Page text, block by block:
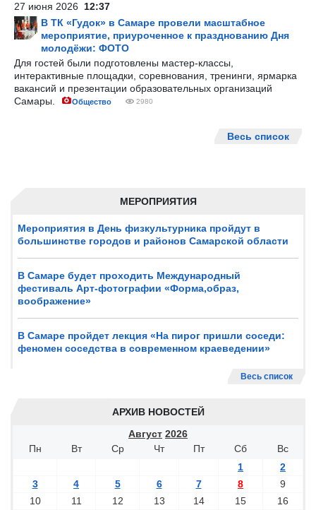
МЕРОПРИЯТИЯ
Мероприятия в День физкультурника пройдут в
большинстве городов и районов Самарской области
В Самаре будет проходить Международный
фестиваль Арт-фотографии «Форма,образ,
воображение»
В Самаре пройдет лекция «На пирог пришли соседи:
феномен соседства в современном краеведении»
Весь список
АРХИВ НОВОСТЕЙ
Август 2026
Пн
Вт Ср Чт Пт Сб
Вс
1
2
3
4 5 6 7 8
9
10
11 12 13 14 15 16
27 июня 2026 12:37
В ТК «Гудок» в Самаре провели масштабное
мероприятие, приуроченное к празднованию Дня
молодёжи: ФОТО
Для гостей были подготовлены мастер-классы,
интерактивные площадки, соревнования, тренинги, ярмарка
вакансий и презентации образовательных организаций
Самары.
Общество 2980
Весь список